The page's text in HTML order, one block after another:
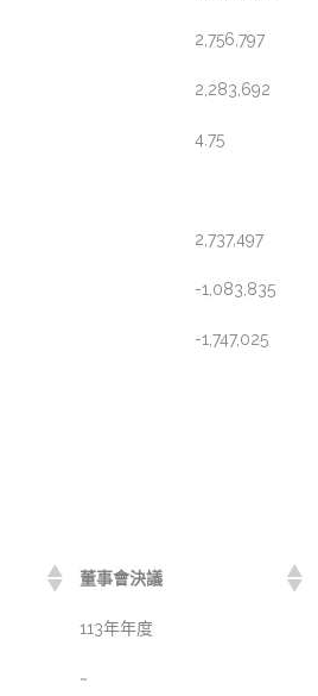
2,756,797
2,283,692
4.75
2,737,497
-1,083,835
-1,747,025
董事會決議
113年年度
~